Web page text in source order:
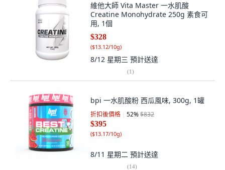
維他大師 Vita Master 一水肌酸
Creatine Monohydrate 250g 素食可
用, 1個
$328
($13.12/10g)
8/12 星期三 預計送達
(1)
bpi 一水肌酸粉 西瓜風味, 300g, 1罐
折扣後價格 52%$832
$395
($13.17/10g)
8/11 星期二 預計送達
(14)